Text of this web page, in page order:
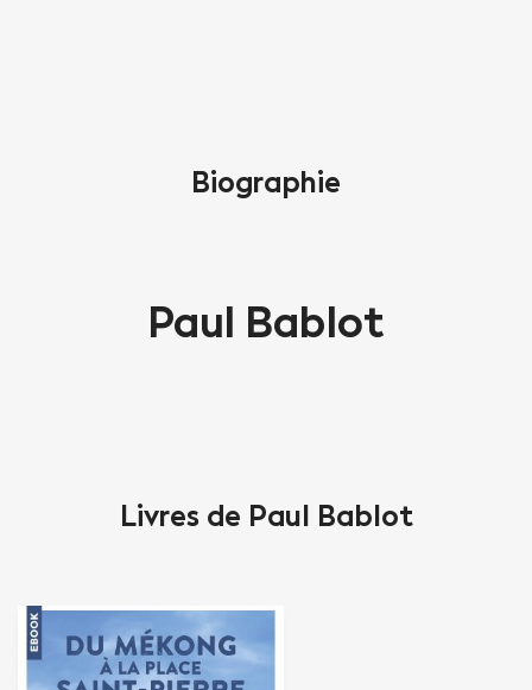
Biographie
Paul Bablot
Livres de Paul Bablot